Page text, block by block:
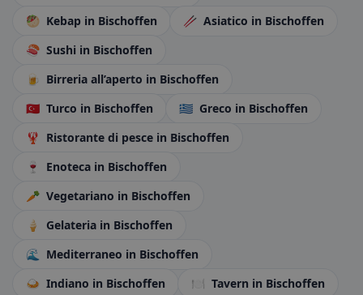
🥙 Kebap in Bischoffen 🥢 Asiatico in Bischoffen
🍣 Sushi in Bischoffen
🍺 Birreria all’aperto in Bischoffen
🇹🇷 Turco in Bischoffen 🇬🇷 Greco in Bischoffen
🦞 Ristorante di pesce in Bischoffen
🍷
Enoteca in Bischoffen
🥕 Vegetariano in Bischoffen
🍦
Gelateria in Bischoffen
🌊
Mediterraneo in Bischoffen
🍛 Indiano in Bischoffen 🍽️ Tavern in Bischoffen